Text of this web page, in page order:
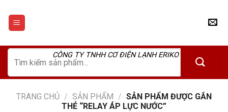
content
CÔNG TY TNHH CƠ ĐIỆN LẠNH ERIKO
kiếm:
TRANG CHỦ / SẢN PHẨM / SẢN PHẨM ĐƯỢC GẮN
THẺ “RELAY ÁP LỰC NƯỚC”